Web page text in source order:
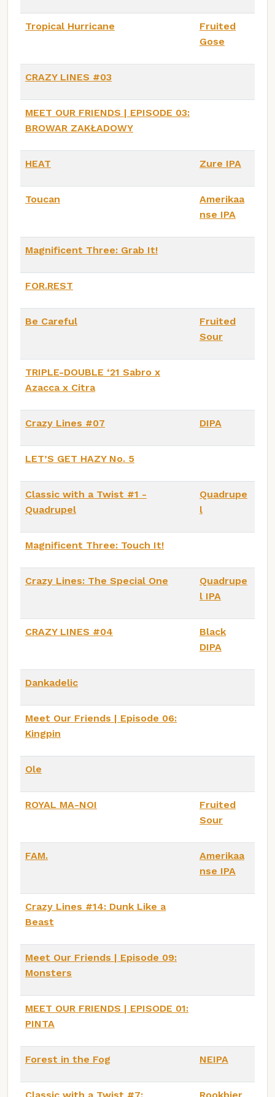
Tropical Hurricane
Fruited
Gose
CRAZY LINES #03
MEET OUR FRIENDS | EPISODE 03:
BROWAR ZAKŁADOWY
HEAT Zure IPA
Toucan
Amerikaa
nse IPA
Magnificent Three: Grab It!
FOR.REST
Be Careful
Fruited
Sour
TRIPLE-DOUBLE ‘21 Sabro x
Azacca x Citra
Crazy Lines #07 DIPA
LET’S GET HAZY No. 5
Classic with a Twist #1 -
Quadrupel
Quadrupe
l
Magnificent Three: Touch It!
Crazy Lines: The Special One
Quadrupe
l IPA
CRAZY LINES #04
Black
DIPA
Dankadelic
Meet Our Friends | Episode 06:
Kingpin
Ole
ROYAL MA-NOI
Fruited
Sour
FAM.
Amerikaa
nse IPA
Crazy Lines #14: Dunk Like a
Beast
Meet Our Friends | Episode 09:
Monsters
MEET OUR FRIENDS | EPISODE 01:
PINTA
Forest in the Fog NEIPA